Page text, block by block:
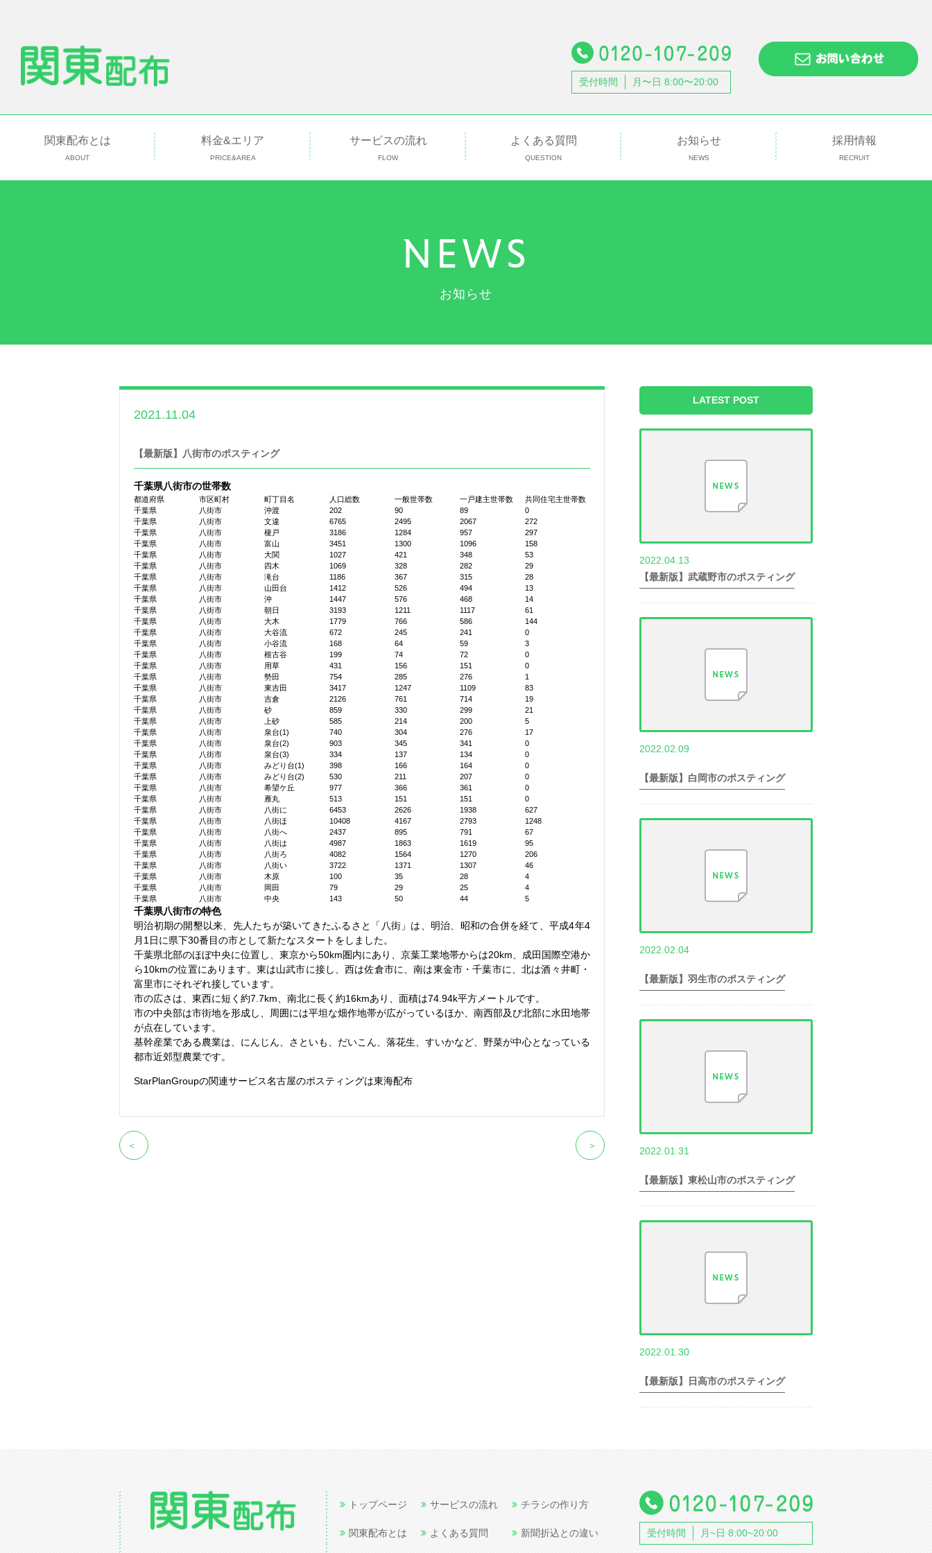
受付時間 月〜日 8:00〜20:00
関東配布とは
ABOUT
料金&エリア
PRICE&AREA
サービスの流れ
FLOW
よくある質問
QUESTION
お知らせ
NEWS
採用情報
RECRUIT
NEWS
お知らせ
2021.11.04
【最新版】八街市のポスティング
千葉県八街市の世帯数
都道府県 市区町村 町丁目名 人口総数 一般世帯数 一戸建主世帯数
共同住宅主世帯数
千葉県
八街市 沖渡 202 90 89
0
千葉県
八街市 文違 6765 2495 2067
272
千葉県
八街市 榎戸 3186 1284 957
297
千葉県
八街市 富山 3451 1300 1096
158
千葉県
八街市 大関 1027 421 348
53
千葉県
八街市 四木 1069 328 282
29
千葉県
八街市 滝台 1186 367 315
28
千葉県
八街市 山田台 1412 526 494
13
千葉県
八街市 沖 1447 576 468
14
千葉県
八街市 朝日 3193 1211 1117
61
千葉県
八街市 大木 1779 766 586
144
千葉県
八街市 大谷流 672 245 241
0
千葉県
八街市 小谷流 168 64 59
3
千葉県
八街市 根古谷 199 74 72
0
千葉県
八街市 用草 431 156 151
0
千葉県
八街市 勢田 754 285 276
1
千葉県
八街市 東吉田 3417 1247 1109
83
千葉県
八街市 吉倉 2126 761 714
19
千葉県
八街市 砂 859 330 299
21
千葉県
八街市 上砂 585 214 200
5
千葉県
八街市 泉台(1) 740 304 276
17
千葉県
八街市 泉台(2) 903 345 341
0
千葉県
八街市 泉台(3) 334 137 134
0
千葉県
八街市 みどり台(1) 398 166 164
0
千葉県
八街市 みどり台(2) 530 211 207
0
千葉県
八街市 希望ケ丘 977 366 361
0
千葉県
八街市 雁丸 513 151 151
0
千葉県
八街市 八街に 6453 2626 1938
627
千葉県
八街市 八街ほ 10408 4167 2793
1248
千葉県
八街市 八街へ 2437 895 791
67
千葉県
八街市 八街は 4987 1863 1619
95
千葉県
八街市 八街ろ 4082 1564 1270
206
千葉県
八街市 八街い 3722 1371 1307
46
千葉県
八街市 木原 100 35 28
4
千葉県
八街市 岡田 79 29 25
4
千葉県
八街市 中央 143 50 44 5
千葉県八街市の特色
明治初期の開墾以来、先人たちが築いてきたふるさと「八街」は、明治、昭和の合併を経て、平成4年4
月1日に県下30番目の市として新たなスタートをしました。
千葉県北部のほぼ中央に位置し、東京から50km圏内にあり、京葉工業地帯からは20km、成田国際空港か
ら10kmの位置にあります。東は山武市に接し、西は佐倉市に、南は東金市・千葉市に、北は酒々井町・
富里市にそれぞれ接しています。
市の広さは、東西に短く約7.7km、南北に長く約16kmあり、面積は74.94k平方メートルです。
市の中央部は市街地を形成し、周囲には平坦な畑作地帯が広がっているほか、南西部及び北部に水田地帯
が点在しています。
基幹産業である農業は、にんじん、さといも、だいこん、落花生、すいかなど、野菜が中心となっている
都市近郊型農業です。
StarPlanGroupの関連サービス名古屋のポスティングは東海配布
＞
＜
LATEST POST
2022.04.13
【最新版】武蔵野市のポスティング
2022.02.09
【最新版】白岡市のポスティング
2022.02.04
【最新版】羽生市のポスティング
2022.01.31
【最新版】東松山市のポスティング
2022.01.30
【最新版】日高市のポスティング
トップページ
関東配布とは
サービスの流れ
よくある質問
チラシの作り方
新聞折込との違い 受付時間 月~日 8:00~20:00